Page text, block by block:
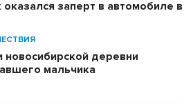
заперт в автомобиле в
деревни
мальчика